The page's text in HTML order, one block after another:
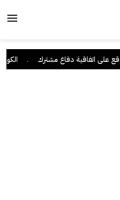
اتفاقية دفاع مشترك . الكويت